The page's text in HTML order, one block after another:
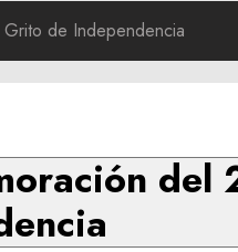
de Independencia
del